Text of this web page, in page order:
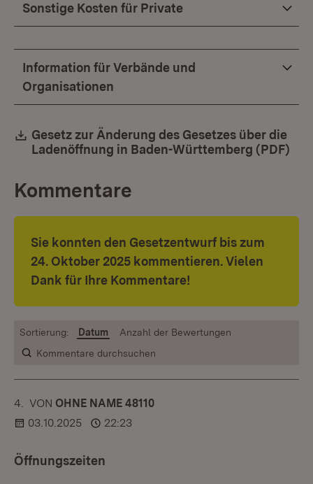
Sonstige Kosten für Private
Information für Verbände und
Organisationen
Download:
Gesetz zur Änderung des Gesetzes über die
Ladenöffnung in Baden-Württemberg (PDF)
Kommentare
Sie konnten den Gesetzentwurf bis zum
24. Oktober 2025 kommentieren. Vielen
Dank für Ihre Kommentare!
Kommentare durchsuchen
Sortierung: Datum Anzahl der Bewertungen
4. KOMMENTAR
VON :OHNE NAME 48110
03.10.2025
22:23
Öffnungszeiten